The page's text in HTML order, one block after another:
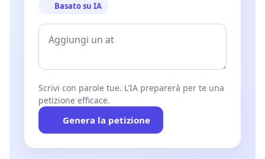
Basato su IA
Scrivi con parole tue. L'IA preparerà per te una
petizione efficace.
Genera la petizione